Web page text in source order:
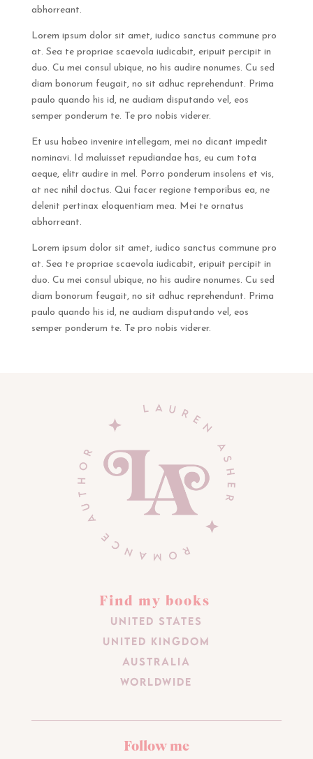
abhorreant.
Lorem ipsum dolor sit amet, iudico sanctus commune pro
at. Sea te propriae scaevola iudicabit, eripuit percipit in
duo. Cu mei consul ubique, no his audire nonumes. Cu sed
diam bonorum feugait, no sit adhuc reprehendunt. Prima
paulo quando his id, ne audiam disputando vel, eos
semper ponderum te. Te pro nobis viderer.
Et usu habeo invenire intellegam, mei no dicant impedit
nominavi. Id maluisset repudiandae has, eu cum tota
aeque, elitr audire in mel. Porro ponderum insolens et vis,
at nec nihil doctus. Qui facer regione temporibus ea, ne
delenit pertinax eloquentiam mea. Mei te ornatus
abhorreant.
Lorem ipsum dolor sit amet, iudico sanctus commune pro
at. Sea te propriae scaevola iudicabit, eripuit percipit in
duo. Cu mei consul ubique, no his audire nonumes. Cu sed
diam bonorum feugait, no sit adhuc reprehendunt. Prima
paulo quando his id, ne audiam disputando vel, eos
semper ponderum te. Te pro nobis viderer.
Find my books
United States
United Kingdom
Australia
Worldwide
Follow me